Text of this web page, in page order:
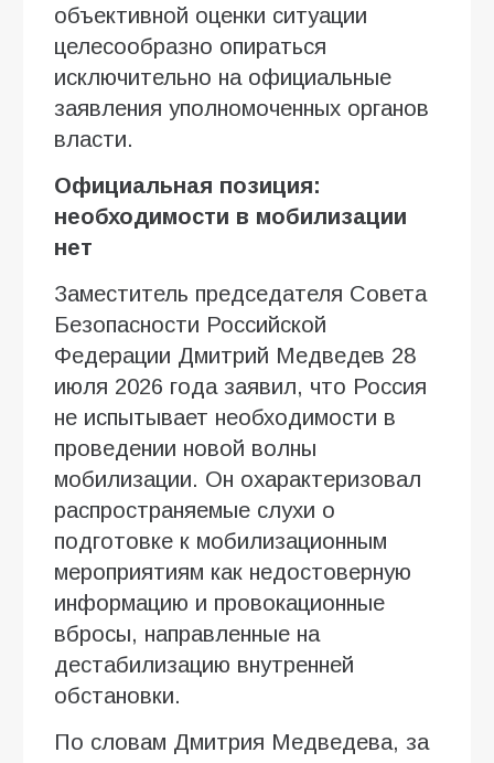
объективной оценки ситуации
целесообразно опираться
исключительно на официальные
заявления уполномоченных органов
власти.
Официальная позиция:
необходимости в мобилизации
нет
Заместитель председателя Совета
Безопасности Российской
Федерации Дмитрий Медведев 28
июля 2026 года заявил, что Россия
не испытывает необходимости в
проведении новой волны
мобилизации. Он охарактеризовал
распространяемые слухи о
подготовке к мобилизационным
мероприятиям как недостоверную
информацию и провокационные
вбросы, направленные на
дестабилизацию внутренней
обстановки.
По словам Дмитрия Медведева, за